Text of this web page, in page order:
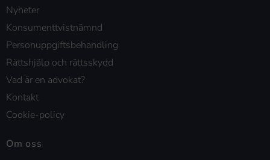
Nyheter
Konsumenttvistnämnd
Personuppgiftsbehandling
Rättshjälp och rättsskydd
Vad är en advokat?
Kontakt
Cookie-policy
Om oss